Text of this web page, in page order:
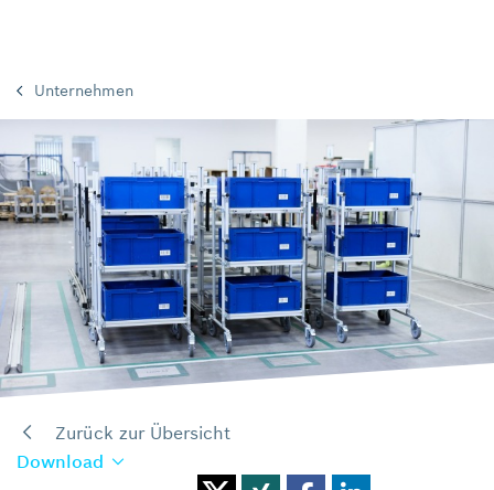
Unternehmen
Zurück zur Übersicht
Download